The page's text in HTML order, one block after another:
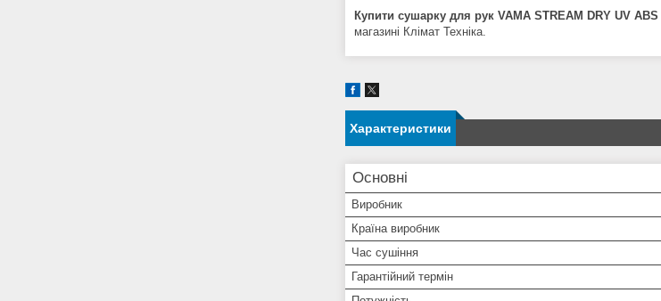
Купити сушарку для рук VAMA STREAM DRY UV ABS
магазині Клімат Техніка.
Характеристики
Основні
Виробник
Країна виробник
Час сушіння
Гарантійний термін